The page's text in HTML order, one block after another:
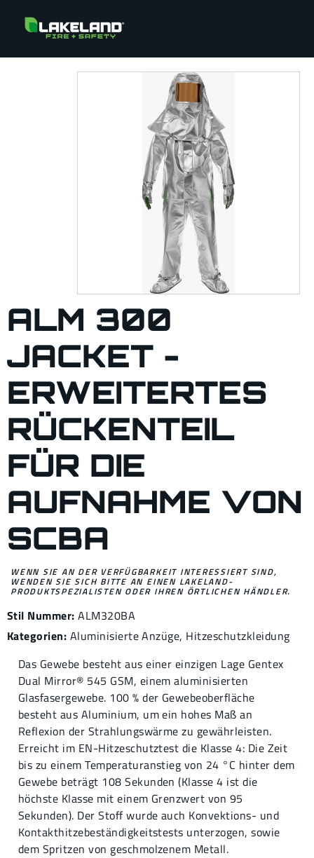
ALM 300
JACKET -
ERWEITERTES
RÜCKENTEIL
FÜR DIE
AUFNAHME VON
SCBA
WENN SIE AN DER VERFÜGBARKEIT INTERESSIERT SIND,
WENDEN SIE SICH BITTE AN EINEN LAKELAND-
PRODUKTSPEZIALISTEN ODER IHREN ÖRTLICHEN HÄNDLER.
Stil Nummer: ALM320BA
Kategorien: Aluminisierte Anzüge, Hitzeschutzkleidung
Das Gewebe besteht aus einer einzigen Lage Gentex
Dual Mirror® 545 GSM, einem aluminisierten
Glasfasergewebe. 100 % der Gewebeoberfläche
besteht aus Aluminium, um ein hohes Maß an
Reflexion der Strahlungswärme zu gewährleisten.
Erreicht im EN-Hitzeschutztest die Klasse 4: Die Zeit
bis zu einem Temperaturanstieg von 24 °C hinter dem
Gewebe beträgt 108 Sekunden (Klasse 4 ist die
höchste Klasse mit einem Grenzwert von 95
Sekunden). Der Stoff wurde auch Konvektions- und
Kontakthitzebeständigkeitstests unterzogen, sowie
dem Spritzen von geschmolzenem Metall.